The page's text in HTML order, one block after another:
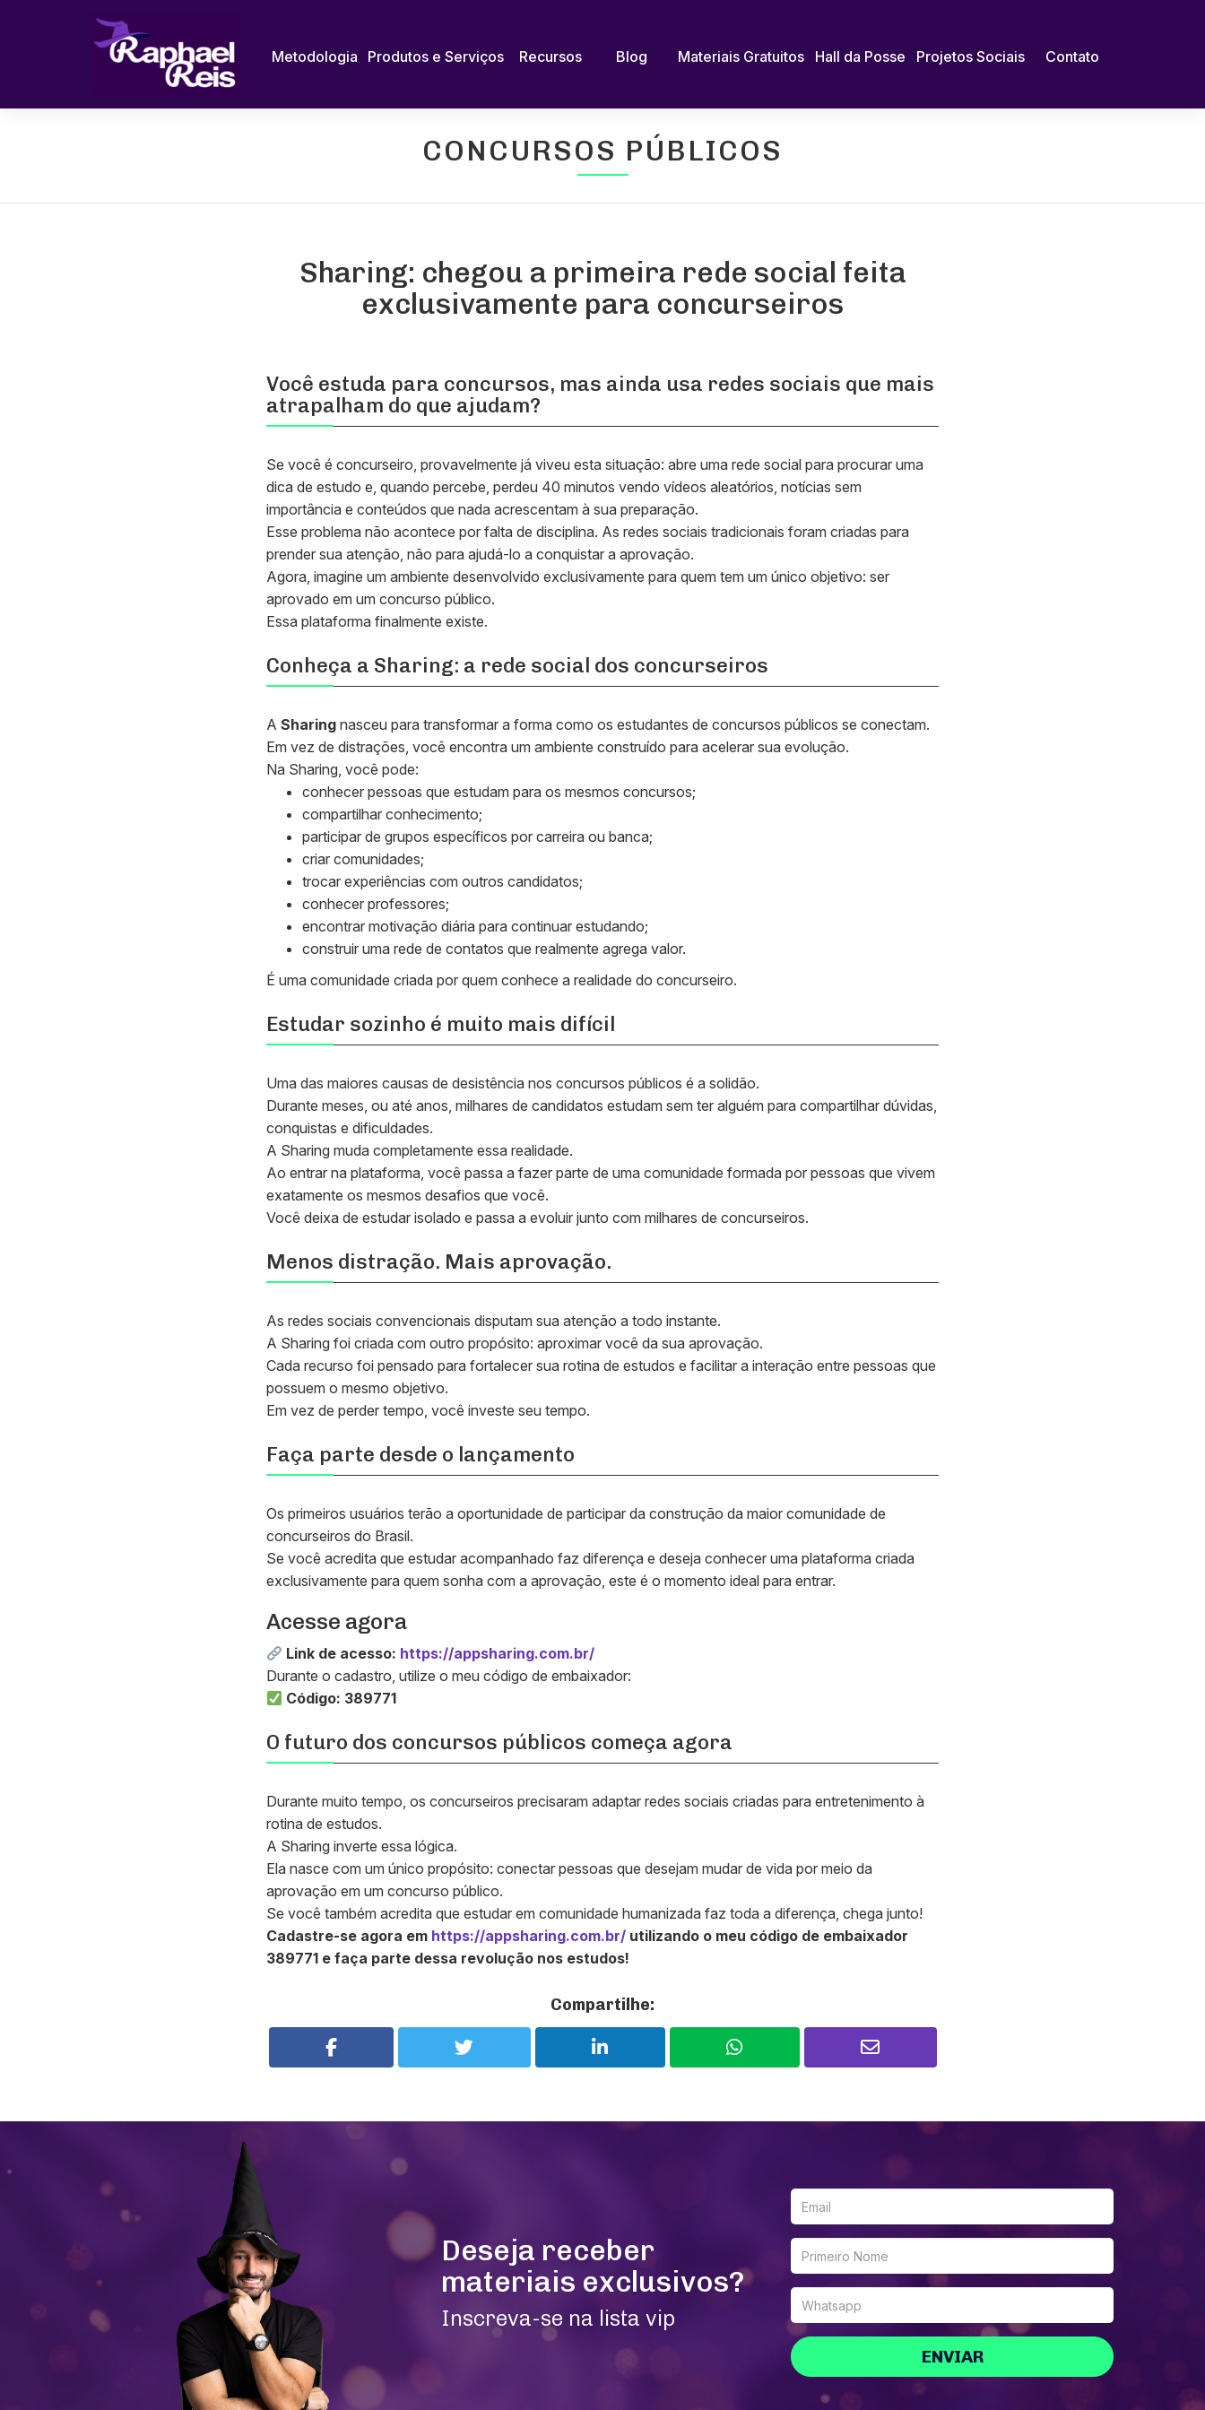
Metodologia Produtos e Serviços Recursos Blog Materiais Gratuitos Hall da Posse Projetos Sociais Contato
CONCURSOS PÚBLICOS
Sharing: chegou a primeira rede social feita
exclusivamente para concurseiros
Você estuda para concursos, mas ainda usa redes sociais que mais
atrapalham do que ajudam?
Se você é concurseiro, provavelmente já viveu esta situação: abre uma rede social para procurar uma
dica de estudo e, quando percebe, perdeu 40 minutos vendo vídeos aleatórios, notícias sem
importância e conteúdos que nada acrescentam à sua preparação.
Esse problema não acontece por falta de disciplina. As redes sociais tradicionais foram criadas para
prender sua atenção, não para ajudá-lo a conquistar a aprovação.
Agora, imagine um ambiente desenvolvido exclusivamente para quem tem um único objetivo: ser
aprovado em um concurso público.
Essa plataforma finalmente existe.
Conheça a Sharing: a rede social dos concurseiros
A Sharing nasceu para transformar a forma como os estudantes de concursos públicos se conectam.
Em vez de distrações, você encontra um ambiente construído para acelerar sua evolução.
Na Sharing, você pode:
conhecer pessoas que estudam para os mesmos concursos;
compartilhar conhecimento;
participar de grupos específicos por carreira ou banca;
criar comunidades;
trocar experiências com outros candidatos;
conhecer professores;
encontrar motivação diária para continuar estudando;
construir uma rede de contatos que realmente agrega valor.
É uma comunidade criada por quem conhece a realidade do concurseiro.
Estudar sozinho é muito mais difícil
Uma das maiores causas de desistência nos concursos públicos é a solidão.
Durante meses, ou até anos, milhares de candidatos estudam sem ter alguém para compartilhar dúvidas,
conquistas e dificuldades.
A Sharing muda completamente essa realidade.
Ao entrar na plataforma, você passa a fazer parte de uma comunidade formada por pessoas que vivem
exatamente os mesmos desafios que você.
Você deixa de estudar isolado e passa a evoluir junto com milhares de concurseiros.
Menos distração. Mais aprovação.
As redes sociais convencionais disputam sua atenção a todo instante.
A Sharing foi criada com outro propósito: aproximar você da sua aprovação.
Cada recurso foi pensado para fortalecer sua rotina de estudos e facilitar a interação entre pessoas que
possuem o mesmo objetivo.
Em vez de perder tempo, você investe seu tempo.
Faça parte desde o lançamento
Os primeiros usuários terão a oportunidade de participar da construção da maior comunidade de
concurseiros do Brasil.
Se você acredita que estudar acompanhado faz diferença e deseja conhecer uma plataforma criada
exclusivamente para quem sonha com a aprovação, este é o momento ideal para entrar.
Acesse agora
Link de acesso: https://appsharing.com.br/
Durante o cadastro, utilize o meu código de embaixador:
Código: 389771
O futuro dos concursos públicos começa agora
Durante muito tempo, os concurseiros precisaram adaptar redes sociais criadas para entretenimento à
rotina de estudos.
A Sharing inverte essa lógica.
Ela nasce com um único propósito: conectar pessoas que desejam mudar de vida por meio da
aprovação em um concurso público.
Se você também acredita que estudar em comunidade humanizada faz toda a diferença, chega junto!
Cadastre-se agora em https://appsharing.com.br/ utilizando o meu código de embaixador
389771 e faça parte dessa revolução nos estudos!
Compartilhe:
Deseja receber
materiais exclusivos?
Inscreva-se na lista vip
ENVIAR